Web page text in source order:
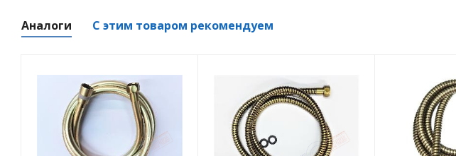
Аналоги С этим товаром рекомендуем